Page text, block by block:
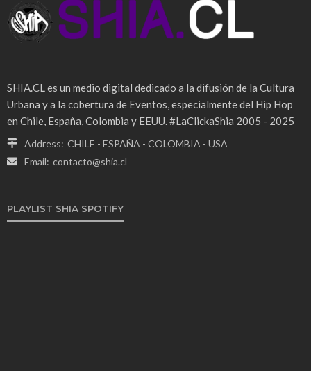
SHIA.CL es un medio digital dedicado a la difusión de la Cultura
Urbana y a la cobertura de Eventos, especialmente del Hip Hop
en Chile, España, Colombia y EEUU. #LaClickaShia 2005 - 2025
Address: CHILE - ESPAÑA - COLOMBIA - USA
Email: contacto@shia.cl
PLAYLIST SHIA SPOTIFY